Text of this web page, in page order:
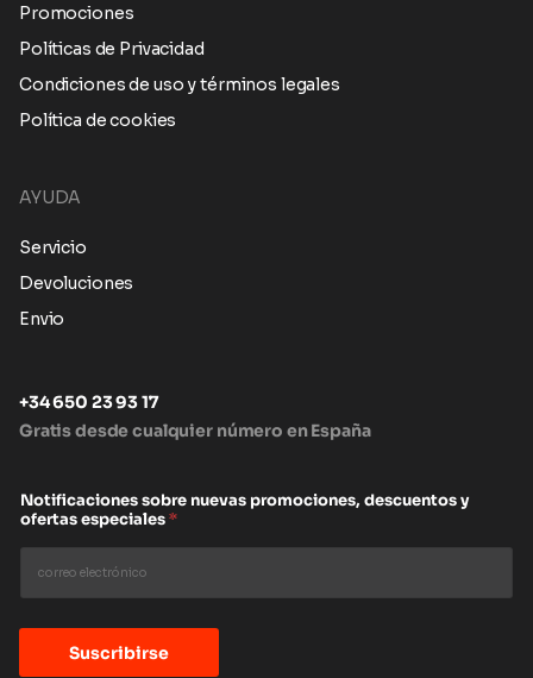
Promociones
Políticas de Privacidad
Condiciones de uso y términos legales
Política de cookies
AYUDA
Servicio
Devoluciones
Envio
+34 650 23 93 17
Gratis desde cualquier número en España
Notificaciones sobre nuevas promociones, descuentos y
ofertas especiales*
Suscribirse